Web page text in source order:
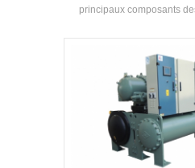
principaux composants
Compresseurs
pulvérisation (Filming-
systèmes de recirculation de
flash-type Économiseurs et
la plaque d'orifice
principalement utilisé dans
climatisation centrale et le
processus